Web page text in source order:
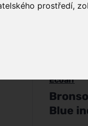
prostředí,
Ecoalf
Blue